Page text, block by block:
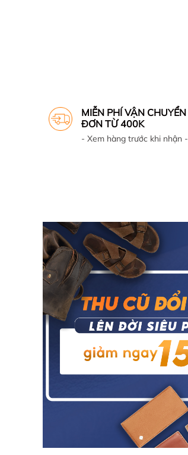
MIỄN PHÍ VẬN CHUYỂN
ĐƠN TỪ 400K
- Xem hàng trước khi nhận -